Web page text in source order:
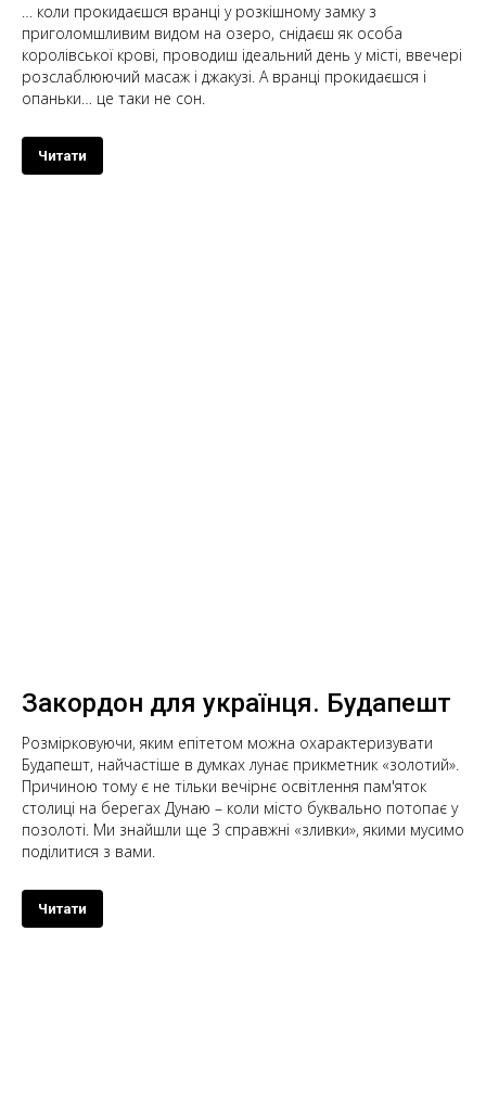
… коли прокидаєшся вранці у розкішному замку з
приголомшливим видом на озеро, снідаєш як особа
королівської крові, проводиш ідеальний день у місті, ввечері
розслаблюючий масаж і джакузі. А вранці прокидаєшся і
опаньки… це таки не сон.
Читати
Закордон для українця. Будапешт
Розмірковуючи, яким епітетом можна охарактеризувати
Будапешт, найчастіше в думках лунає прикметник «золотий».
Причиною тому є не тільки вечірнє освітлення пам'яток
столиці на берегах Дунаю – коли місто буквально потопає у
позолоті. Ми знайшли ще 3 справжні «зливки», якими мусимо
поділитися з вами.
Читати